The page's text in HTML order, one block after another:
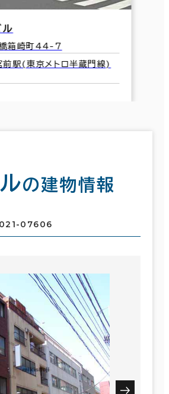
ル
箱崎町44-7
前駅(東京メトロ半蔵門線)
の建物情報
021-07606